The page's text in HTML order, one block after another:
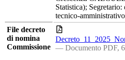
Statistica);
tecnico-
File decreto
di nomina
Commissione — Documento PDF,